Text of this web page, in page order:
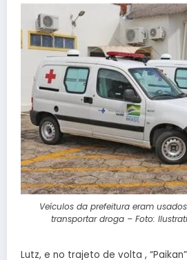
Veículos da prefeitura eram
transportar droga – Foto:
Lutz, e no trajeto de volta ,